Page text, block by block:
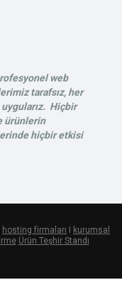
web
tarafsız, her
uygularız. Hiçbir
ürünlerin
hiçbir etkisi
hosting firmaları
kurumsal
Ürün Teşhir Standı